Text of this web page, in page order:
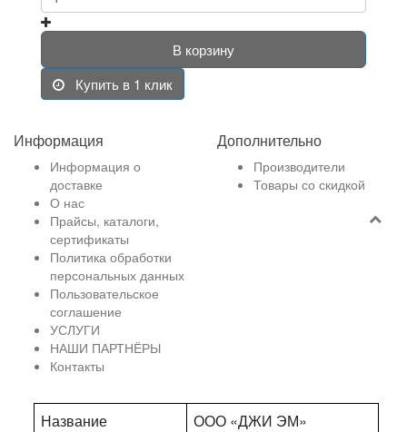
В корзину
Купить в 1 клик
Информация
Информация о
доставке
О нас
Прайсы, каталоги,
сертификаты
Политика обработки
персональных данных
Пользовательское
соглашение
УСЛУГИ
НАШИ ПАРТНЁРЫ
Контакты
Дополнительно
Производители
Товары со скидкой
Название ООО «ДЖИ ЭМ»